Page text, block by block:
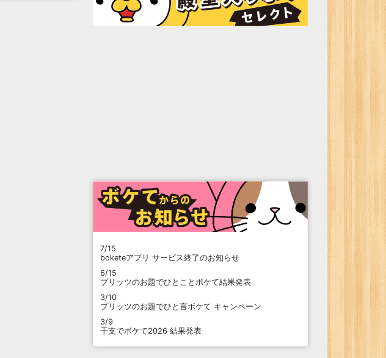
7/15
boketeアプリ サービス終了のお知らせ
6/15
プリッツのお題でひとことボケて結果発表
3/10
プリッツのお題でひと言ボケて キャンペーン
3/9
干支でボケて2026 結果発表